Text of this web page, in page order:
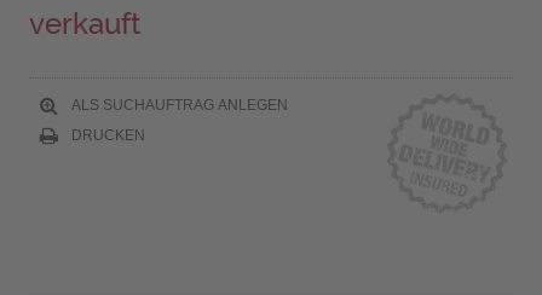
verkauft
ALS SUCHAUFTRAG ANLEGEN
DRUCKEN